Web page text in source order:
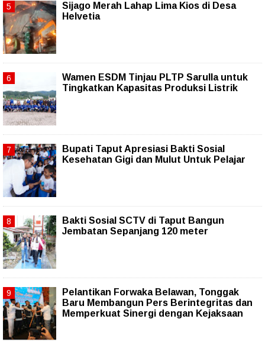
Sijago Merah Lahap Lima Kios di Desa
Helvetia
Wamen ESDM Tinjau PLTP Sarulla untuk
Tingkatkan Kapasitas Produksi Listrik
Bupati Taput Apresiasi Bakti Sosial
Kesehatan Gigi dan Mulut Untuk Pelajar
Bakti Sosial SCTV di Taput Bangun
Jembatan Sepanjang 120 meter
Pelantikan Forwaka Belawan, Tonggak
Baru Membangun Pers Berintegritas dan
Memperkuat Sinergi dengan Kejaksaan